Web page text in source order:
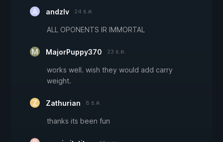
andzlv 24 ธ.ค.
ALL OPONENTS IR IMMORTAL
MajorPuppy370 23 ธ.ค.
works well. wish they would add carry
weight.
Zathurian 8 ธ.ค.
thanks its been fun